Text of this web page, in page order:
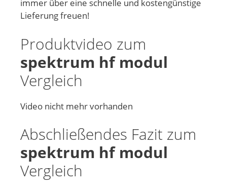
immer über eine schnelle und kostengünstige
Lieferung freuen!
Produktvideo zum
spektrum hf modul
Vergleich
Video nicht mehr vorhanden
Abschließendes Fazit zum
spektrum hf modul
Vergleich